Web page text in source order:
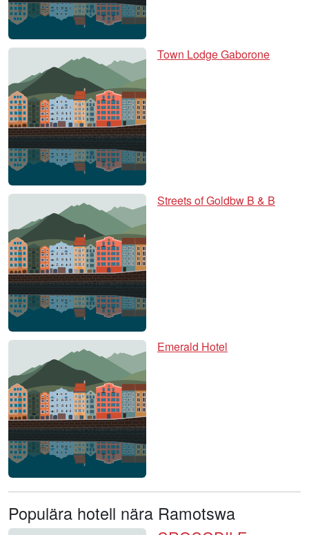
Town Lodge Gaborone
Streets of Goldbw B & B
Emerald Hotel
Populära hotell nära Ramotswa